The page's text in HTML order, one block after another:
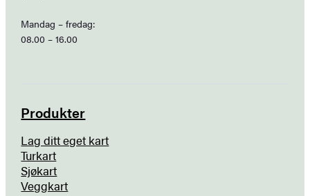
Mandag – fredag:
08.00 – 16.00
Produkter
Lag ditt eget kart
Turkart
Sjøkart
Veggkart